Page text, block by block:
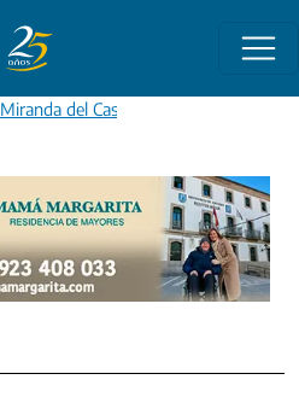
Miranda del Castañar: Más de 200